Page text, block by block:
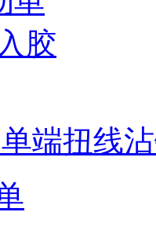
端扭线